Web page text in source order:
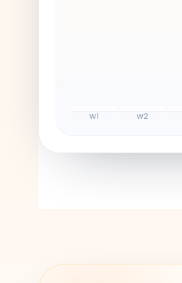
W1 W2